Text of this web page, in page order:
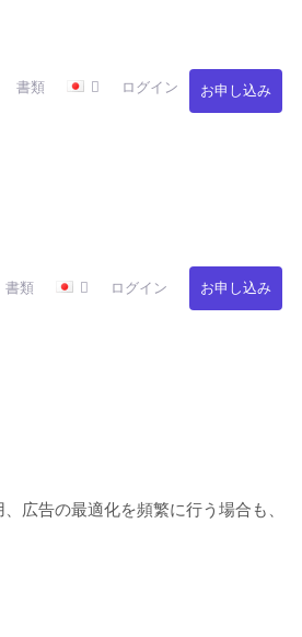
書類 ログイン お申し込み
書類 ログイン お申し込み
広告の最適化を頻繁に行う場合も、